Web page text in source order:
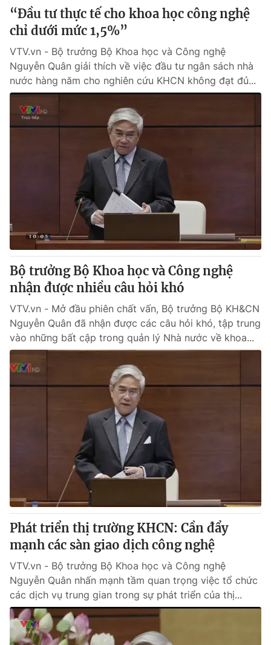
“Đầu tư thực tế cho khoa học công nghệ
chỉ dưới mức 1,5%”
VTV.vn - Bộ trưởng Bộ Khoa học và Công nghệ
Nguyễn Quân giải thích về việc đầu tư ngân sách nhà
nước hàng năm cho nghiên cứu KHCN không đạt đủ...
Bộ trưởng Bộ Khoa học và Công nghệ
nhận được nhiều câu hỏi khó
VTV.vn - Mở đầu phiên chất vấn, Bộ trưởng Bộ KH&CN
Nguyễn Quân đã nhận được các câu hỏi khó, tập trung
vào những bất cập trong quản lý Nhà nước về khoa...
Phát triển thị trường KHCN: Cần đẩy
mạnh các sàn giao dịch công nghệ
VTV.vn - Bộ trưởng Bộ Khoa học và Công nghệ
Nguyễn Quân nhấn mạnh tầm quan trọng việc tổ chức
các dịch vụ trung gian trong sự phát triển của thị...